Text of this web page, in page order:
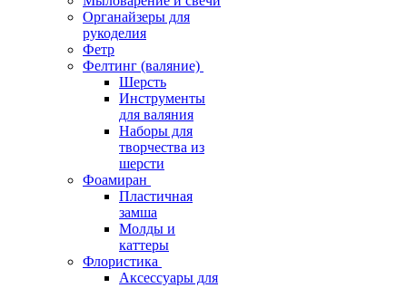
Органайзеры для
рукоделия
Фетр
Фелтинг (валяние)
Шерсть
Инструменты
для валяния
Наборы для
творчества из
шерсти
Фоамиран
Пластичная
замша
Молды и
каттеры
Флористика
Аксессуары для